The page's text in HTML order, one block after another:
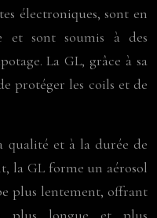
électroniques, sont en
et sont soumis à des
La GL, grâce à sa
protéger les coils et de
qualité et à la durée de
la GL forme un aérosol
plus lentement, offrant